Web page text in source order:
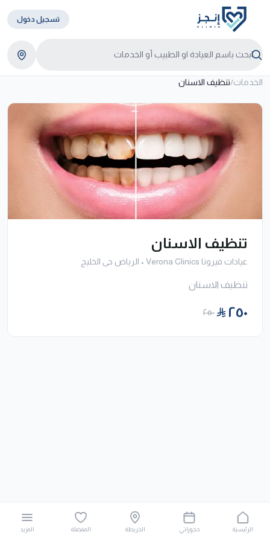
تسجيل دخول
الخدمات/تنظيف الاسنان
تنظيف الاسنان
عيادات فيرونا Verona Clinics • الرياض حى الخليج
تنظيف الاسنان
٢٥٠ ٢٥٠
الرئيسية حجوزاتي الخريطة المفضلة المزيد